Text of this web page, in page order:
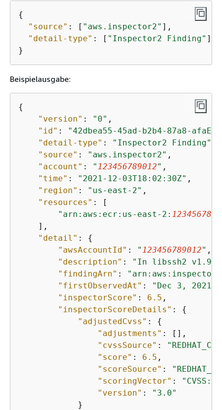
{
"source" : [ "aws.inspector2" ],
"detail-type" : [ "Inspector2 Finding" ]
}
Beispielausgabe:
{
"version" : "0" ,
"id" :
"42dbea55-45ad-b2b4-87a8-
"detail-type" : "Inspector2 Finding"
"source" : "aws.inspector2" ,
"account" : " 123456789012" ,
"time" : "2021-12-03T18:02:30Z" ,
"region" : "us-east-2" ,
"resources" : [
"arn:aws:ecr:us-east-2:
    ],
"detail" : {
"awsAccountId" : " 123456789012" ,
"description" :
"In libssh2 v1.9.0
"findingArn" :
"firstObservedAt" :
"Dec 3, 2021,
"inspectorScore" : 6.5 ,
"inspectorScoreDetails" : {
"adjustedCvss" : {
"adjustments" : [],
"cvssSource" :
"score" : 6.5 ,
"scoreSource" :
"scoringVector" :
"version" :
"3.0"
            }